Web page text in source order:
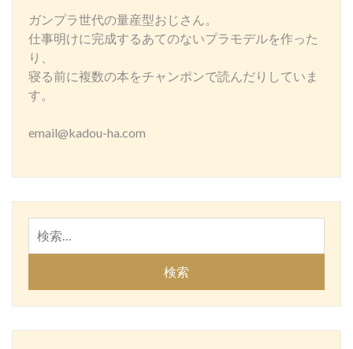
ガンプラ世代の量産型おじさん。
仕事明けに完成するあてのないプラモデルを作った
り、
寝る前に複数の本をチャンポンで読んだりしていま
す。
email@kadou-ha.com
索: